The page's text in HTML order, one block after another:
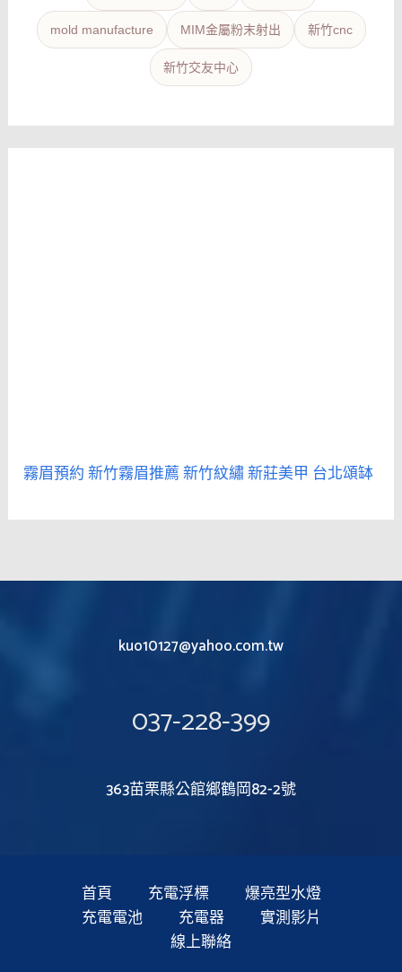
mold manufacture MIM金屬粉末射出 新竹cnc
新竹交友中心
霧眉預約新竹霧眉推薦新竹紋繡新莊美甲 台北頌缽
kuo10127@yahoo.com.tw
037-228-399
363苗栗縣公館鄉鶴岡82-2號
首頁 充電浮標
爆亮型水燈
充電電池
充電器
實測影片
線上聯絡